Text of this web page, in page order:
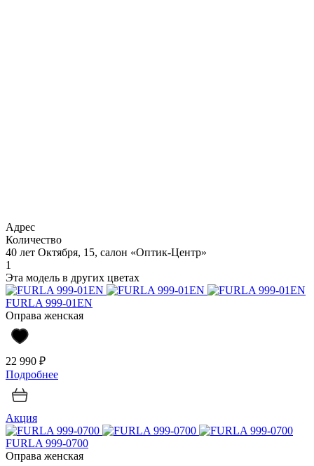
Адрес
Количество
40 лет Октября, 15, салон «Оптик-Центр»
1
Эта модель в других цветах
FURLA 999-01EN
Оправа женская
22 990 ₽
Подробнее
Акция
FURLA 999-0700
Оправа женская